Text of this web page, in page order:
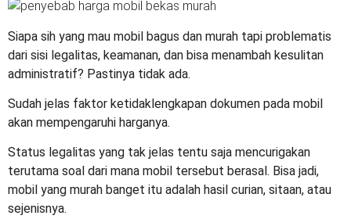
Siapa sih yang mau mobil bagus dan murah tapi problematis
dari sisi legalitas, keamanan, dan bisa menambah kesulitan
administratif? Pastinya tidak ada.
Sudah jelas faktor ketidaklengkapan dokumen pada mobil
akan mempengaruhi harganya.
Status legalitas yang tak jelas tentu saja mencurigakan
terutama soal dari mana mobil tersebut berasal. Bisa jadi,
mobil yang murah banget itu adalah hasil curian, sitaan, atau
sejenisnya.